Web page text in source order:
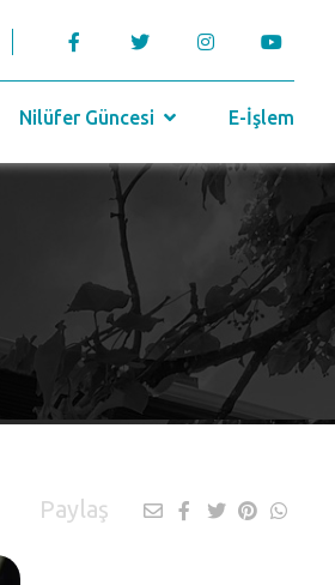
Nilüfer Güncesi E-İşlem
Paylaş